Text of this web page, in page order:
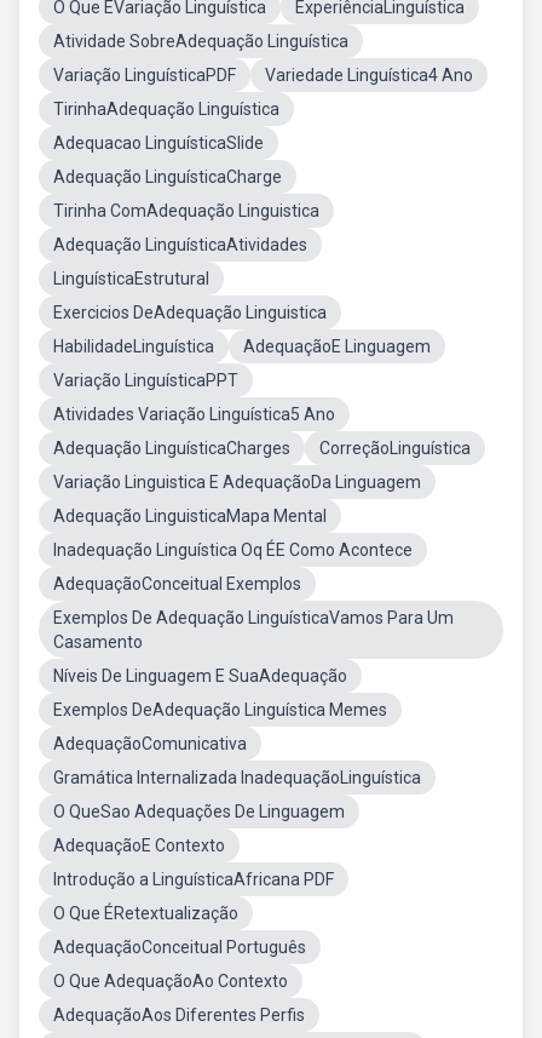
O Que ÉVariação Linguística
ExperiênciaLinguística
Atividade SobreAdequação Linguística
Variação LinguísticaPDF
Variedade Linguística4 Ano
TirinhaAdequação Linguística
Adequacao LinguísticaSlide
Adequação LinguísticaCharge
Tirinha ComAdequação Linguistica
Adequação LinguísticaAtividades
LinguísticaEstrutural
Exercicios DeAdequação Linguistica
HabilidadeLinguística
AdequaçãoE Linguagem
Variação LinguísticaPPT
Atividades Variação Linguística5 Ano
Adequação LinguísticaCharges
CorreçãoLinguística
Variação Linguistica E AdequaçãoDa Linguagem
Adequação LinguisticaMapa Mental
Inadequação Linguística Oq ÉE Como Acontece
AdequaçãoConceitual Exemplos
Exemplos De Adequação LinguísticaVamos Para Um
Casamento
Níveis De Linguagem E SuaAdequação
Exemplos DeAdequação Linguística Memes
AdequaçãoComunicativa
Gramática Internalizada InadequaçãoLinguística
O QueSao Adequações De Linguagem
AdequaçãoE Contexto
Introdução a LinguísticaAfricana PDF
O Que ÉRetextualização
AdequaçãoConceitual Português
O Que AdequaçãoAo Contexto
AdequaçãoAos Diferentes Perfis